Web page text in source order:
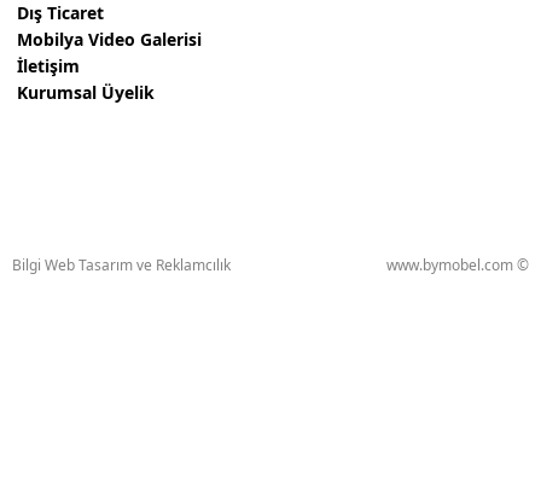
Dış Ticaret
Mobilya Video Galerisi
İletişim
Kurumsal Üyelik
Bilgi Web Tasarım ve Reklamcılık www.bymobel.com ©